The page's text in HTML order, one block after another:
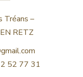
Tréans –
RETZ
52 77 31